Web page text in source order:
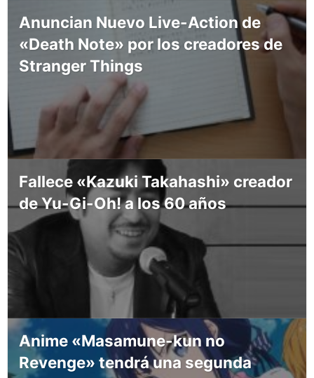
Anuncian Nuevo Live-Action de
«Death Note» por los creadores de
Stranger Things
Fallece «Kazuki Takahashi» creador
de Yu-Gi-Oh! a los 60 años
Anime «Masamune-kun no
Revenge» tendrá una segunda